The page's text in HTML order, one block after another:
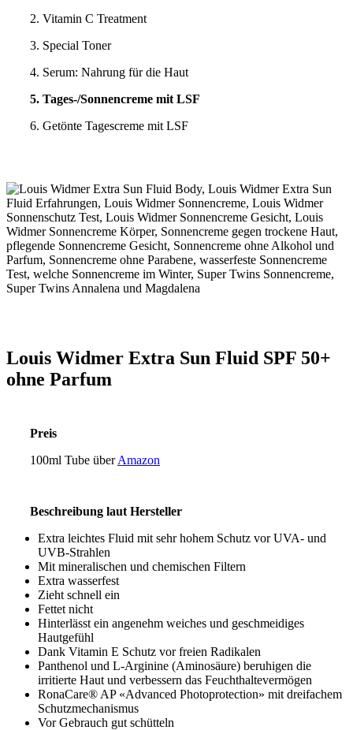
2. Vitamin C Treatment
3. Special Toner
4. Serum: Nahrung für die Haut
5. Tages-/Sonnencreme mit LSF
6. Getönte Tagescreme mit LSF
Louis Widmer Extra Sun Fluid SPF 50+
ohne Parfum
Preis
100ml Tube überAmazon
Beschreibung laut Hersteller
Extra leichtes Fluid mit sehr hohem Schutz vor UVA- und
UVB-Strahlen
Mit mineralischen und chemischen Filtern
Extra wasserfest
Zieht schnell ein
Fettet nicht
Hinterlässt ein angenehm weiches und geschmeidiges
Hautgefühl
Dank Vitamin E Schutz vor freien Radikalen
Panthenol und L-Arginine (Aminosäure) beruhigen die
irritierte Haut und verbessern das Feuchthaltevermögen
RonaCare® AP «Advanced Photoprotection» mit dreifachem
Schutzmechanismus
Vor Gebrauch gut schütteln